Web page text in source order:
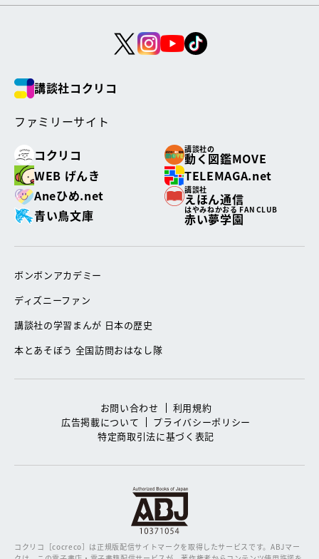
講談社コクリコ
ファミリーサイト
コクリコ
講談社の
動く図鑑MOVE
WEB げんき
TELEMAGA.net
Aneひめ.net
講談社
えほん通信
青い鳥文庫
はやみねかおる FAN CLUB
赤い夢学園
ボンボンアカデミー
ディズニーファン
講談社の学習まんが 日本の歴史
本とあそぼう 全国訪問おはなし隊
お問い合わせ
利用規約
広告掲載について
プライバシーポリシー
特定商取引法に基づく表記
コクリコ［cocreco］は正規版配信サイトマークを取得したサービスです。ABJマー